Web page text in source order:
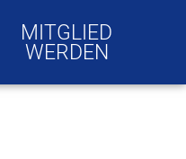
MITGLIED
WERDEN